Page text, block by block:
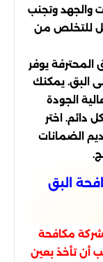
والجهد وتجنب
للتخلص من
المحترفة يوفر
البق. يمكنك
الجودة
دائم. اختر
الضمانات
البق
شركة مكافحة
أن تأخذ بعين